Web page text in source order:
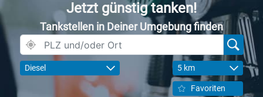
Jetzt günstig tanken!
Tankstellen in Deiner Umgebung finden
Diesel 5 km
Favoriten